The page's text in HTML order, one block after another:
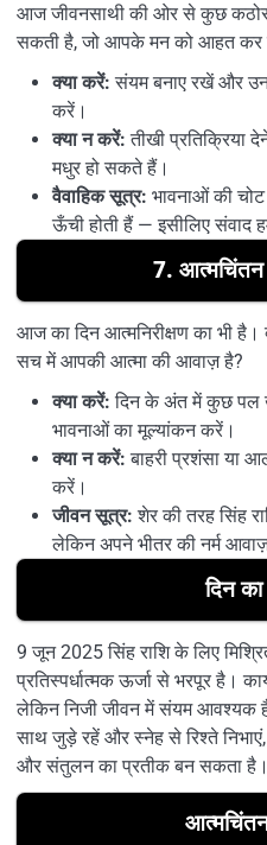
आज जीवनसाथी की ओर से कुछ कठोर
सकती है, जो आपके मन को आहत कर
क्या करें: संयम बनाए रखें और
करें।
क्या न करें: तीखी प्रतिक्रिया
मधुर हो सकते हैं।
वैवाहिक सूत्र: भावनाओं की
ऊँची होती हैं — इसीलिए संवाद
7. आत्मचिंतन
आज का दिन आत्मनिरीक्षण का भी
सच में आपकी आत्मा की आवाज़ है?
क्या करें: दिन के अंत में कुछ पल
भावनाओं का मूल्यांकन करें।
क्या न करें: बाहरी प्रशंसा या
करें।
जीवन सूत्र: शेर की तरह सिंह
लेकिन अपने भीतर की नर्म
दिन का
9 जून 2025 सिंह राशि के लिए
प्रतिस्पर्धात्मक ऊर्जा से भरपूर है।
लेकिन निजी जीवन में संयम आवश्यक
साथ जुड़े रहें और स्नेह से रिश्ते
और संतुलन का प्रतीक बन सकता है।